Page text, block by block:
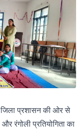
प्रशासन की ओर से
रंगोली प्रतियोगिता का